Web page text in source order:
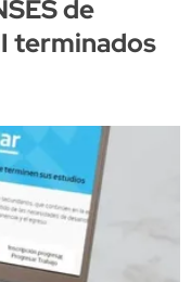
de
terminados